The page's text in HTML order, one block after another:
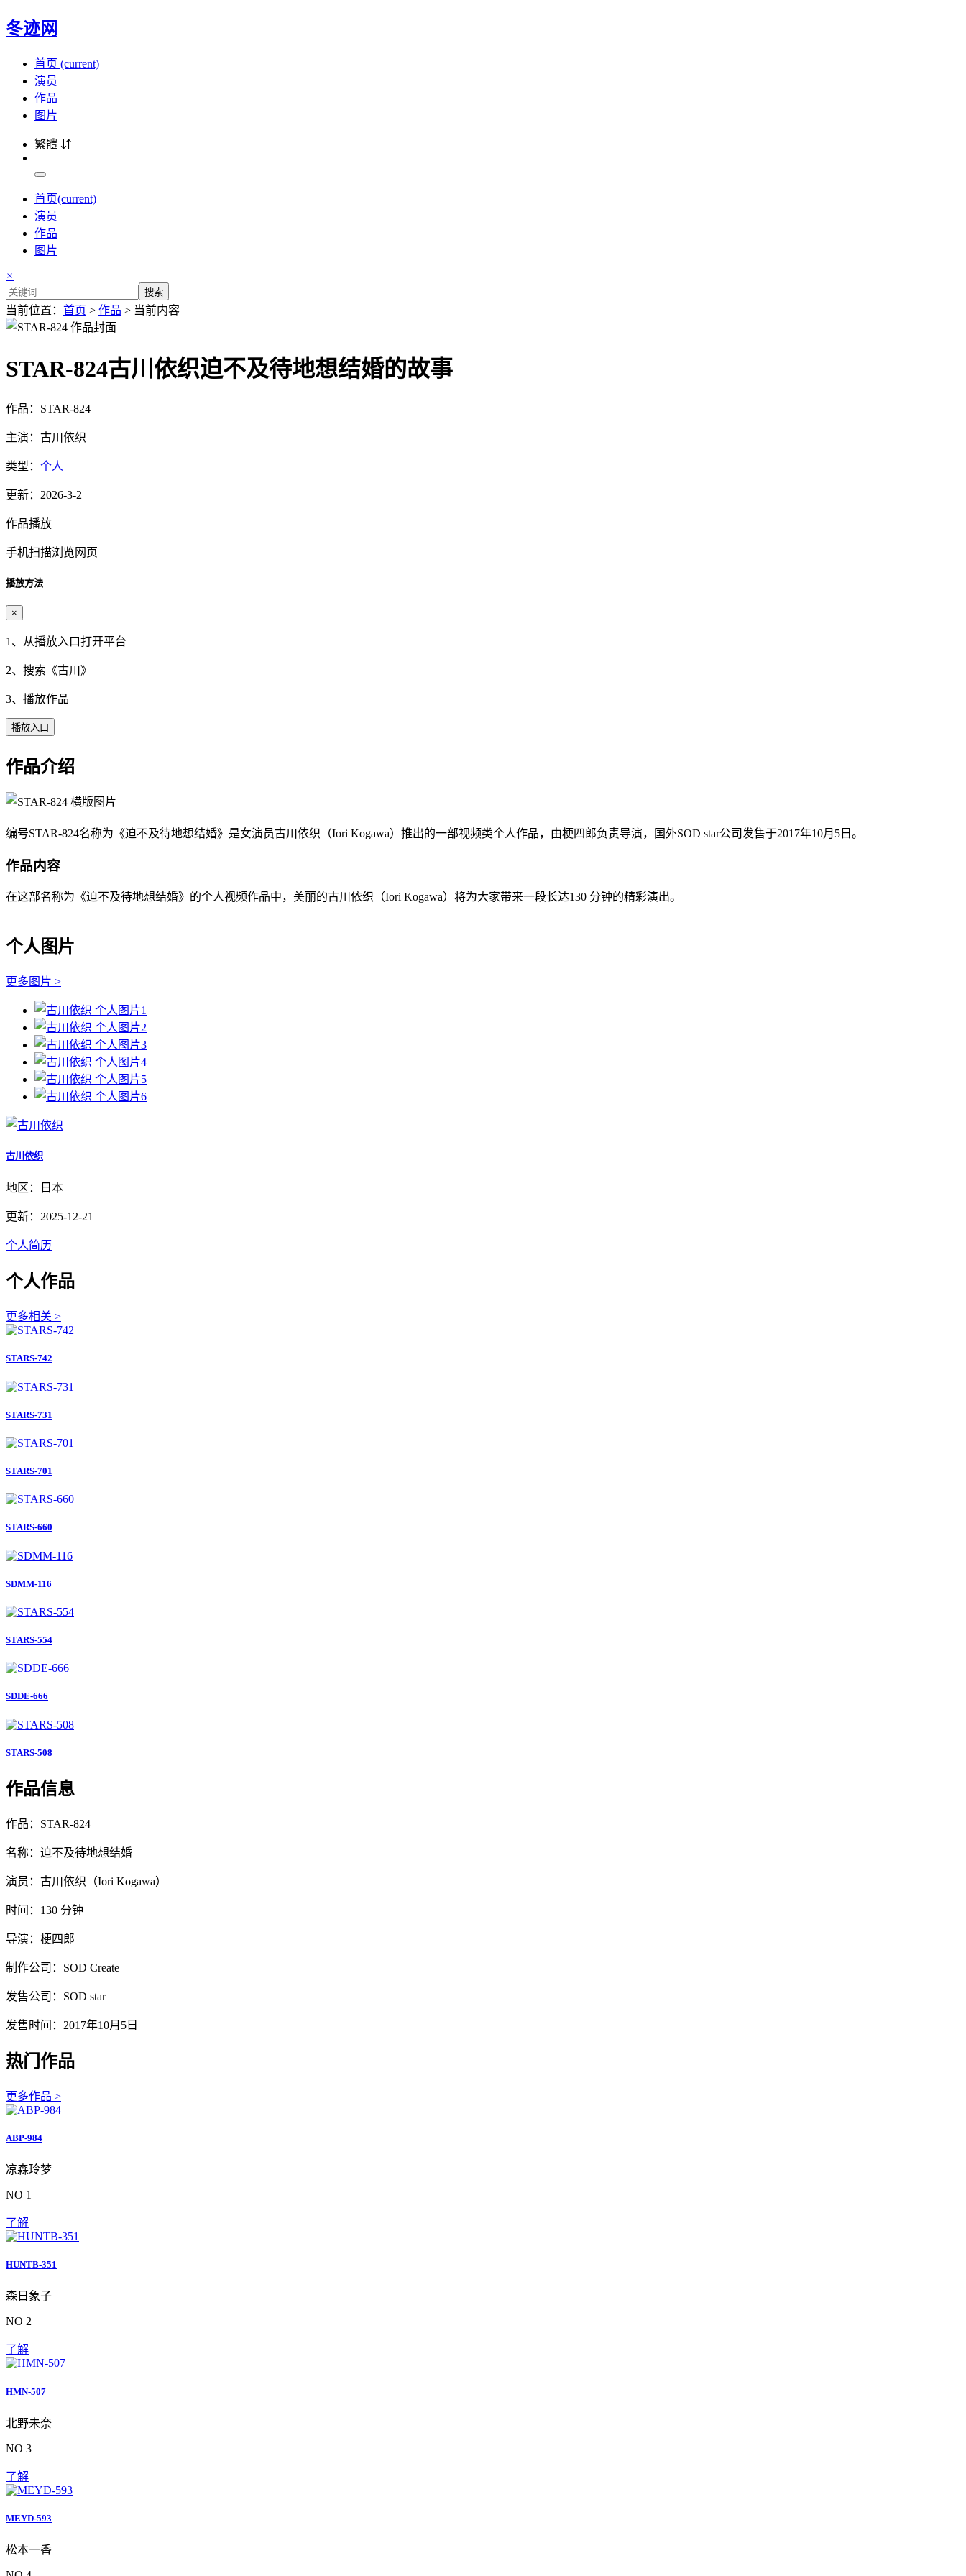
冬迹网
首页 (current)
演员
作品
图片
繁體 ⇵
首页(current)
演员
作品
图片
×
搜索
当前位置： 首页 > 作品 > 当前内容
STAR-824古川依织迫不及待地想结婚的故事
作品：STAR-824
主演：古川依织
类型： 个人
更新：2026-3-2
作品播放
手机扫描浏览网页
播放方法
×
1、从播放入口打开平台
2、搜索《古川 》
3、播放作品
播放入口
作品介绍
编号STAR-824名称为《迫不及待地想结婚》是女演员古川依织（Iori Kogawa）推出的一部视频类个人作品，由梗四郎负责导演，国外SOD star公司发售于2017年10月5日。
作品内容
在这部名称为《迫不及待地想结婚》的个人视频作品中，美丽的古川依织（Iori Kogawa）将为大家带来一段长达130 分钟的精彩演出。
个人图片
更多图片 >
古川依织
地区：日本
更新：2025-12-21
个人简历
个人作品
更多相关 >
STARS-742
STARS-731
STARS-701
STARS-660
SDMM-116
STARS-554
SDDE-666
STARS-508
作品信息
作品：STAR-824
名称：迫不及待地想结婚
演员：古川依织（Iori Kogawa）
时间：130 分钟
导演：梗四郎
制作公司：SOD Create
发售公司：SOD star
发售时间：2017年10月5日
热门作品
更多作品 >
ABP-984
凉森玲梦
NO 1
了解
HUNTB-351
森日象子
NO 2
了解
HMN-507
北野未奈
NO 3
了解
MEYD-593
松本一香